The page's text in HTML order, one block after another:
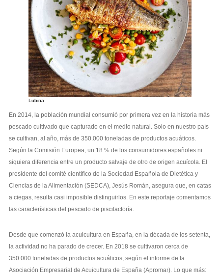
Lubina
En 2014, la población mundial consumió por primera vez en la historia más
pescado cultivado que capturado en el medio natural. Solo en nuestro país
se cultivan, al año, más de 350.000 toneladas de productos acuáticos.
Según la Comisión Europea, un 18 % de los consumidores españoles ni
siquiera diferencia entre un producto salvaje de otro de origen acuícola. El
presidente del comité científico de la Sociedad Española de Dietética y
Ciencias de la Alimentación (SEDCA), Jesús Román, asegura que, en catas
a ciegas, resulta casi imposible distinguirlos. En este reportaje comentamos
las características del pescado de piscifactoría.
Desde que comenzó la acuicultura en España, en la década de los setenta,
la actividad no ha parado de crecer. En 2018 se cultivaron cerca de
350.000 toneladas de productos acuáticos, según el informe de la
Asociación Empresarial de Acuicultura de España (Apromar). Lo que más: